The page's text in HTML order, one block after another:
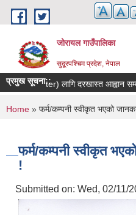
Skip to main content
जोरायल गाउँपालिका
सुदूरपश्चिम प्रदेश, नेपाल
प्रमुख सूचना::
(Roster) लागि दरखास्त आह्वान
You are here
Home » फर्म/कम्पनी स्वीकृत भएको
फर्म/कम्पनी स्वीकृत
!
Submitted on: Wed, 02/11/